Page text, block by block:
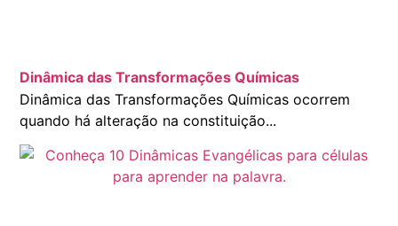
Dinâmica das Transformações Químicas
Dinâmica das Transformações Químicas ocorrem
quando há alteração na constituição...